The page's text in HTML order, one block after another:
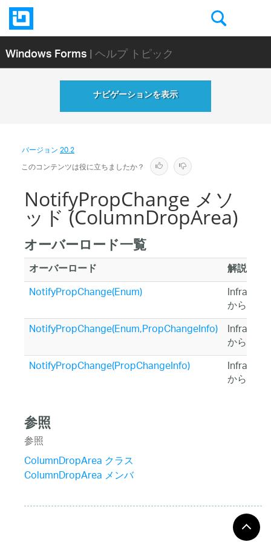
Windows Forms| ヘルプ トピック
ナビゲーションを表示
バージョン20.2
このコンテンツは役に立ちましたか？
NotifyPropChange メソ
ッド (ColumnDropArea)
オーバーロード一覧
オーバーロード 解説
NotifyPropChange(Enum)
から継承
NotifyPropChange(Enum,PropChangeInfo)
から継承
NotifyPropChange(PropChangeInfo)
から継承
参照
参照
ColumnDropArea クラス
ColumnDropArea メンバ